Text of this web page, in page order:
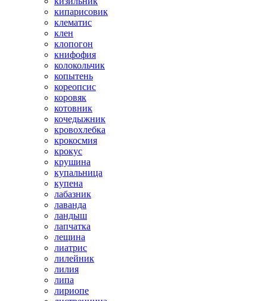
кипарисовик
клематис
клен
клопогон
книфофия
колокольчик
копытень
кореопсис
коровяк
котовник
кочедыжник
кровохлебка
крокосмия
крокус
крушина
купальница
купена
лабазник
лаванда
ландыш
лапчатка
лещина
лиатрис
лилейник
лилия
липа
лириопе